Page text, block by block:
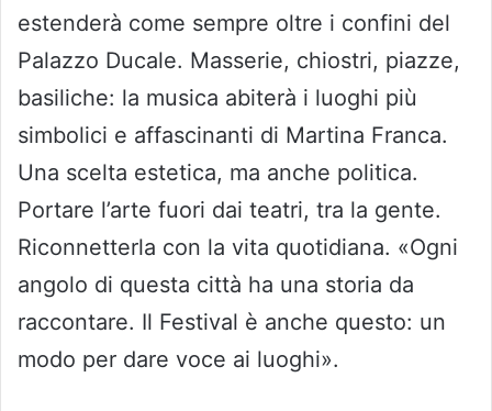
estenderà come sempre oltre i confini del
Palazzo Ducale. Masserie, chiostri, piazze,
basiliche: la musica abiterà i luoghi più
simbolici e affascinanti di Martina Franca.
Una scelta estetica, ma anche politica.
Portare l’arte fuori dai teatri, tra la gente.
Riconnetterla con la vita quotidiana. «Ogni
angolo di questa città ha una storia da
raccontare. Il Festival è anche questo: un
modo per dare voce ai luoghi».